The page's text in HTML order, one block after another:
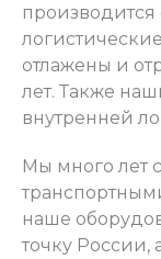
отлажены и
лет. Также
внутренней
Мы много лет
наше
точку России,